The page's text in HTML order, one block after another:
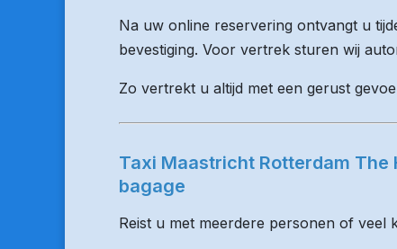
Na uw online reservering ontvangt u
bevestiging. Voor vertrek sturen wij
Zo vertrekt u altijd met een gerust
Taxi Maastricht Rotterdam
bagage
Reist u met meerdere personen of veel